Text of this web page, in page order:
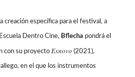
creación específica para el festival, a
Dentro Cine, Bflecha pondrá el
con su proyecto Exnovo (2021),
en el que los instrumentos